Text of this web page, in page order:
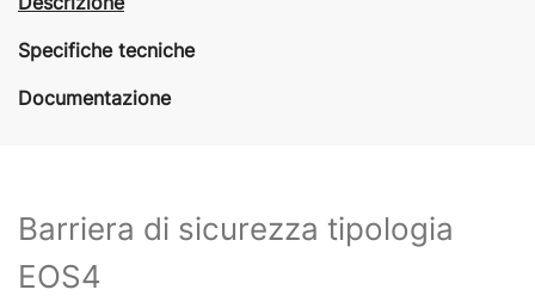
Specifiche tecniche
Documentazione
Barriera di sicurezza tipologia
EOS4